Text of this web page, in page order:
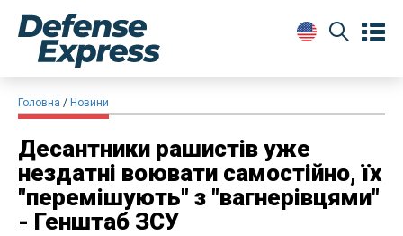
Головна Новини
Десантники рашистів уже
нездатні воювати самостійно, їх
"перемішують" з "вагнерівцями"
- Генштаб ЗСУ